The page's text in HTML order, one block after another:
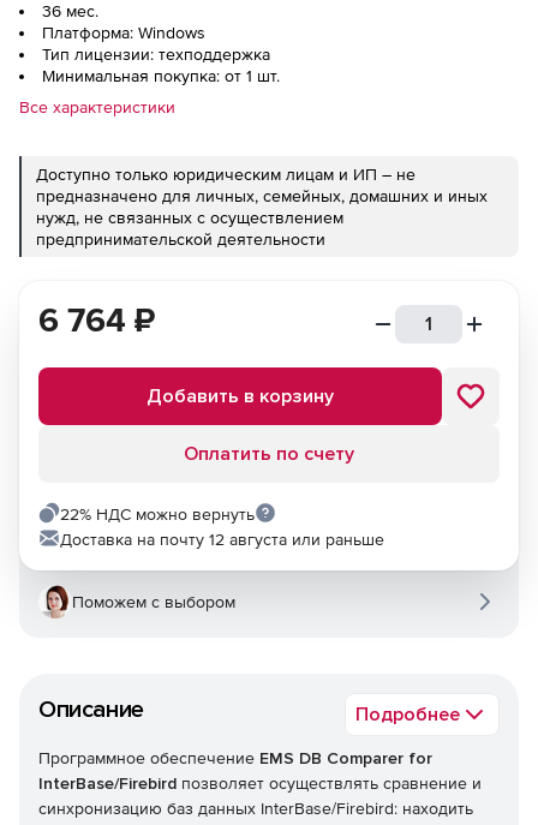
36 мес.
Платформа: Windows
Тип лицензии: техподдержка
Минимальная покупка: от 1 шт.
Все характеристики
Доступно только юридическим лицам и ИП – не
предназначено для личных, семейных, домашних и иных
нужд, не связанных с осуществлением
предпринимательской деятельности
Описание Подробнее
Программное обеспечение EMS DB Comparer for
InterBase/Firebird позволяет осуществлять сравнение и
синхронизацию баз данных InterBase/Firebird: находить
6 764 ₽
Добавить в корзину
Оплатить по счету
22% НДС можно вернуть
Доставка на почту 12 августа или раньше
Поможем с выбором